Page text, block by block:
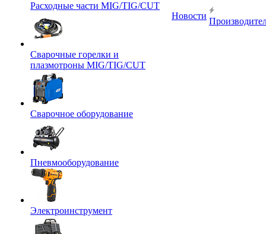
Расходные части MIG/TIG/CUT
Сварочные горелки и
плазмотроны MIG/TIG/CUT
Сварочное оборудование
Пневмооборудование
Электроинструмент
Новости